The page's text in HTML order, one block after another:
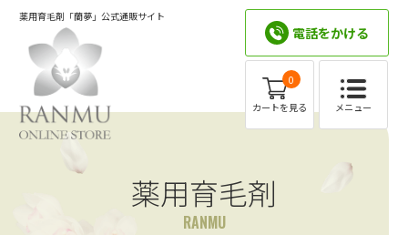
薬用育毛剤「蘭夢」公式通販サイト
電話をかける
0
カートを見る メニュー
薬用育毛剤
RANMU